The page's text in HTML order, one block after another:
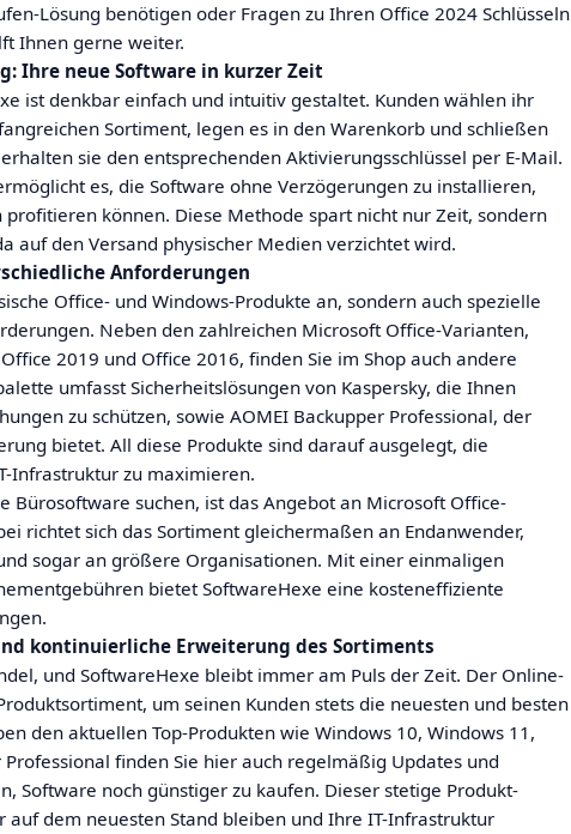
Lösung benötigen oder Fragen zu Ihren Office 2024 Schlüsseln
Ihnen gerne weiter.
Ihre neue Software in kurzer Zeit
ist denkbar einfach und intuitiv gestaltet. Kunden wählen ihr
Sortiment, legen es in den Warenkorb und schließen
sie den entsprechenden Aktivierungsschlüssel per E-Mail.
es, die Software ohne Verzögerungen zu installieren,
profitieren können. Diese Methode spart nicht nur Zeit, sondern
auf den Versand physischer Medien verzichtet wird.
Anforderungen
Office- und Windows-Produkte an, sondern auch spezielle
Neben den zahlreichen Microsoft Office-Varianten,
2019 und Office 2016, finden Sie im Shop auch andere
umfasst Sicherheitslösungen von Kaspersky, die Ihnen
zu schützen, sowie AOMEI Backupper Professional, der
bietet. All diese Produkte sind darauf ausgelegt, die
Infrastruktur zu maximieren.
Bürosoftware suchen, ist das Angebot an Microsoft Office-
richtet sich das Sortiment gleichermaßen an Endanwender,
sogar an größere Organisationen. Mit einer einmaligen
bietet SoftwareHexe eine kosteneffiziente
kontinuierliche Erweiterung des Sortiments
und SoftwareHexe bleibt immer am Puls der Zeit. Der Online-
um seinen Kunden stets die neuesten und besten
den aktuellen Top-Produkten wie Windows 10, Windows 11,
finden Sie hier auch regelmäßig Updates und
Software noch günstiger zu kaufen. Dieser stetige Produkt-
auf dem neuesten Stand bleiben und Ihre IT-Infrastruktur